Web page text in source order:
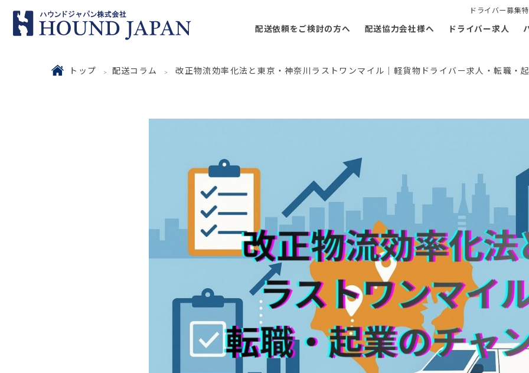
ドライバー募集
配送依頼をご検討の方へ 配送協力会社様へ ドライバー求人
トップ 配送コラム 改正物流効率化法と東京・神奈川ラストワンマイル｜軽貨物ドライバー求人・転職・